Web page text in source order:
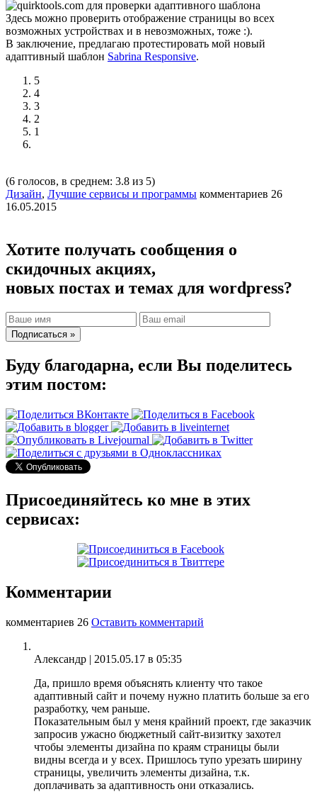
Здесь можно проверить отображение страницы во всех
возможных устройствах и в невозможных, тоже :).
В заключение, предлагаю протестировать мой новый
адаптивный шаблон Sabrina Responsive.
5
4
3
2
1
(6 голосов, в среднем: 3.8 из 5)
Дизайн, Лучшие сервисы и программы комментариев 26
16.05.2015
Хотите получать сообщения о
скидочных акциях,
новых постах и темах для wordpress?
Буду благодарна, если Вы поделитесь
этим постом:
Присоединяйтесь ко мне в этих
сервисах:
Комментарии
комментариев 26 Оставить комментарий
Александр | 2015.05.17 в 05:35
Да, пришло время объяснять клиенту что такое
адаптивный сайт и почему нужно платить больше за его
разработку, чем раньше.
Показательным был у меня крайний проект, где заказчик
запросив ужасно бюджетный сайт-визитку захотел
чтобы элементы дизайна по краям страницы были
видны всегда и у всех. Пришлось тупо урезать ширину
страницы, увеличить элементы дизайна, т.к.
доплачивать за адаптивность они отказались.